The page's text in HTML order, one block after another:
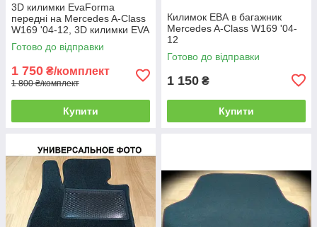
3D килимки EvaForma
передні на Mercedes A-Class
W169 '04-12, 3D килимки EVA
Готово до відправки
1 750 ₴/комплект
1 800 ₴/комплект
Купити
Килимок ЕВА в багажник
Mercedes A-Class W169 '04-
12
Готово до відправки
1 150 ₴
Купити